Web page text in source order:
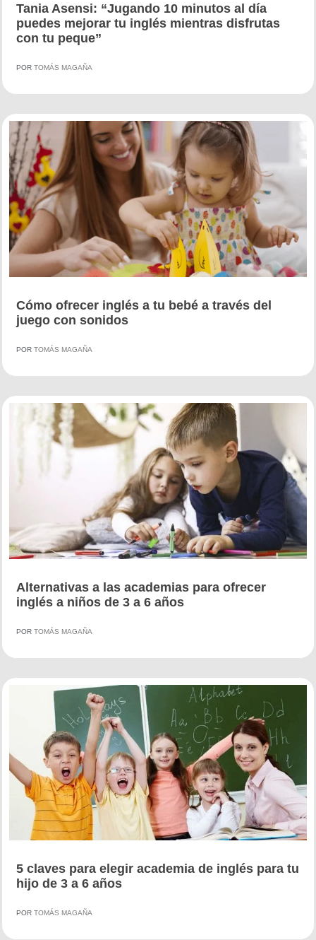
Tania Asensi: “Jugando 10 minutos al día
puedes mejorar tu inglés mientras disfrutas
con tu peque”
POR TOMÁS MAGAÑA
Cómo ofrecer inglés a tu bebé a través del
juego con sonidos
POR TOMÁS MAGAÑA
Alternativas a las academias para ofrecer
inglés a niños de 3 a 6 años
POR TOMÁS MAGAÑA
5 claves para elegir academia de inglés para tu
hijo de 3 a 6 años
POR TOMÁS MAGAÑA